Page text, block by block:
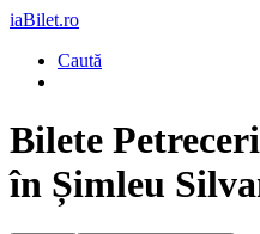
iaBilet.ro
Caută
Bilete
în Șimleu